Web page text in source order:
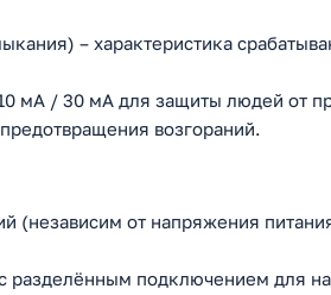
– характеристика
10 мА / 30 мА для защиты людей от
возгораний.
(независим от напряжения
подключением для